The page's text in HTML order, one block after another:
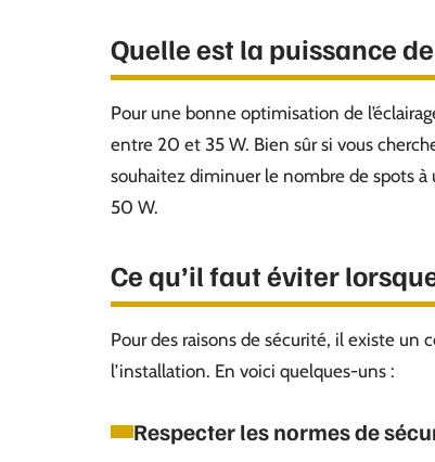
Quelle est la puissance
Pour une bonne optimisation de
entre 20 et 35 W. Bien sûr si vous
souhaitez diminuer le nombre de spots à
50 W.
Ce qu’il faut éviter
Pour des raisons de sécurité, il existe un
l’installation. En voici quelques-uns :
Respecter les normes de